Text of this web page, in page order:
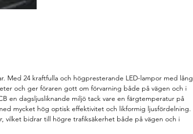
Med 24 kraftfulla och högpresterande LED-lampor med lång
och ger föraren gott om förvarning både på vägen och i
en dagsljusliknande miljö tack vare en färgtemperatur på
mycket hög optisk effektivitet och likformig ljusfördelning.
bidrar till högre trafiksäkerhet både på vägen och i